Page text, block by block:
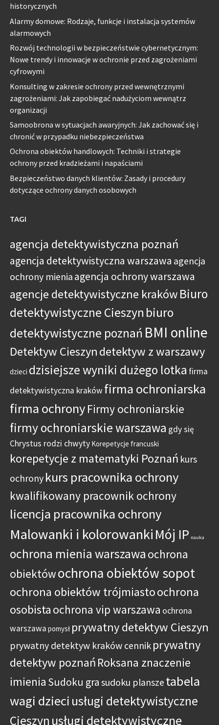
historycznych
Alarmy domowe: Rodzaje, funkcje i instalacja systemów
alarmowych
Rozwój technologii w bezpieczeństwie cybernetycznym:
Nowe trendy i innowacje w ochronie przed zagrożeniami
cyfrowymi
Konsulting w zakresie ochrony przed wewnętrznymi
zagrożeniami: Jak zapobiegać nadużyciom wewnątrz
organizacji
Samoobrona w sytuacjach awaryjnych: Jak zachować się i
chronić w przypadku niebezpieczeństwa
Ochrona obiektów handlowych: Techniki i strategie
ochrony przed kradzieżami i napaściami
Bezpieczeństwo danych klientów: Zasady i procedury
dotyczące ochrony danych osobowych
TAGI
agencja detektywistyczna poznań
agencja detektywistyczna warszawa agencja
ochrony mienia agencja ochrony warszawa
agencje detektywistyczne krakówBiuro
detektywistyczne Cieszyn biuro
detektywistyczne poznań BMI online
Detektyw Cieszyndetektyw z warszawy
dzieci dzisiejsze wyniki dużego lotka firma
detektywistyczna kraków firma ochroniarska
firma ochrony Firmy ochroniarskie
firmy ochroniarskie warszawa gdy się
Chrystus rodzi chwyty Korepetycje francuski
korepetycje z matematyki Poznań kurs
ochrony kurs pracownika ochrony
kwalifikowany pracownik ochrony
licencja pracownika ochrony
Malowanki i kolorowanki Mój IP nauka
ochrona mienia warszawa ochrona
obiektówochrona obiektów sopot
ochrona obiektów trójmiastoochrona
osobista ochrona vip warszawa ochrona
warszawa pomysł prywatny detektyw Cieszyn
prywatny detektyw kraków cennik prywatny
detektyw poznań Roksana znaczenie
imienia Sudoku gra sudoku plansze tabela
wagi dzieci usługi detektywistyczne
Cieszyn usługi detektywistyczne